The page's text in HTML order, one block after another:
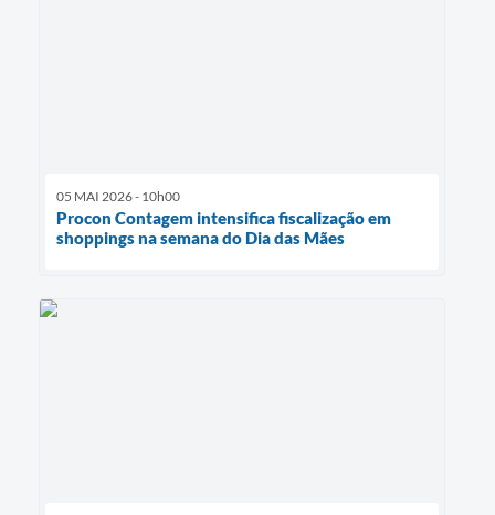
05 MAI 2026 - 10h00
Procon Contagem intensifica fiscalização em
shoppings na semana do Dia das Mães